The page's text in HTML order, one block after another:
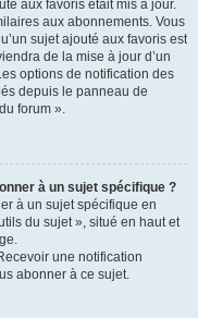
aux favoris était mis à jour.
aux abonnements. Vous
sujet ajouté aux favoris est
de la mise à jour d’un
options de notification des
depuis le panneau de
forum ».
à un sujet spécifique ?
à un sujet spécifique en
du sujet », situé en haut et
une notification
abonner à ce sujet.